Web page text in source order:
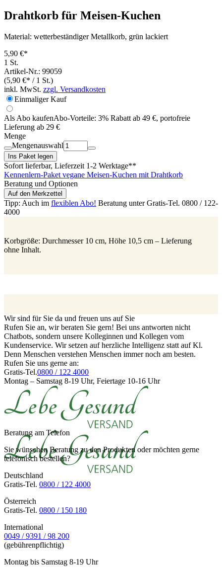
Drahtkorb für Meisen-Kuchen
Material: wetterbeständiger Metallkorb, grün lackiert
5,90 €*
1 St.
Artikel-Nr.: 99059
(5,90 €* / 1 St.)
inkl. MwSt. zzgl. Versandkosten
Einmaliger Kauf
Als Abo kaufenAbo-Vorteile: 3% Rabatt ab 49 €, portofreie
Lieferung ab 29 €
Menge
Mengenauswahl
Ins Paket legen
Sofort lieferbar, Lieferzeit 1-2 Werktage**
Kennenlern-Paket vegane Meisen-Kuchen mit Drahtkorb
Beratung und Optionen
Auf den Merkzettel
Tipp: Auch im flexiblen Abo! Beratung unter Gratis-Tel. 0800 / 122-
4000
Korbgröße: Durchmesser 10 cm, Höhe 10,5 cm – Lieferung
ohne Inhalt.
Wir sind für Sie da und freuen uns auf Sie
Rufen Sie an, wir beraten Sie gern! Bei uns antworten nicht
Chatbots, sondern unsere Kolleginnen und Kollegen vom
Kundenservice. Wir setzen auf herzliche Intelligenz statt auf Kl.
Denn Menschen verstehen Menschen immer noch am besten.
Rufen Sie uns gerne an:
Gratis-Tel.0800 / 122 4000
Montag – Samstag 8-19 Uhr, Feiertage 10-16 Uhr
Beratung am Telefon
Sie wünschen Beratung zu den Produkten oder möchten gerne
telefonisch bestellen?
Deutschland
Gratis-Tel. 0800 / 122 4000
Österreich
Gratis-Tel. 0800 / 150 180
International
0049 / 9391 / 98 200
(gebührenpflichtig)
Montag bis Samstag 8-19 Uhr